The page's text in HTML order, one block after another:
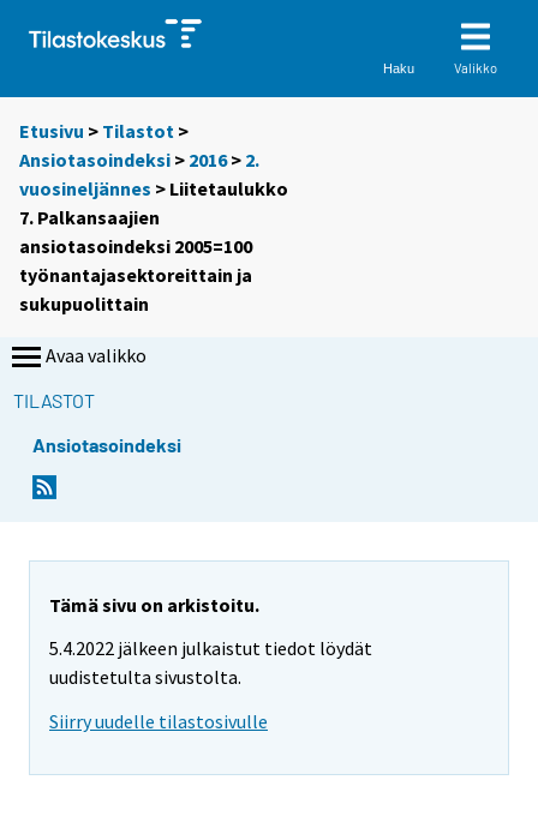
Haku Valikko
Etusivu > Tilastot >
Ansiotasoindeksi > 2016> 2.
vuosineljännes > Liitetaulukko
7. Palkansaajien
ansiotasoindeksi 2005=100
työnantajasektoreittain ja
sukupuolittain
Avaa valikko
TILASTOT
Ansiotasoindeksi
Tämä sivu on arkistoitu.
5.4.2022 jälkeen julkaistut tiedot löydät
uudistetulta sivustolta.
Siirry uudelle tilastosivulle